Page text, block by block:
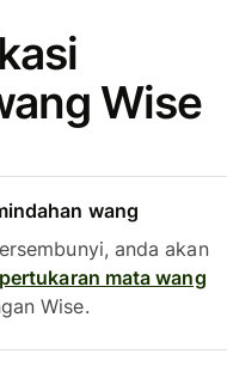
Wise
wang
anda akan
mata wang
Wise.